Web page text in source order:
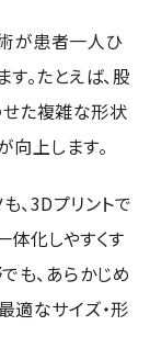
が患者一人ひ
。たとえば、股
た複雑な形状
上します。
、3Dプリントで
体化しやすくす
も、あらかじめ
適なサイズ・形